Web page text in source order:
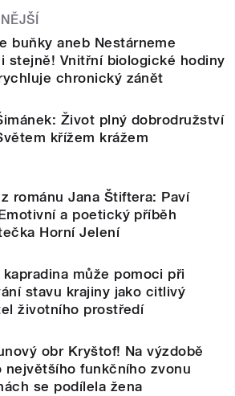
buňky aneb Nestárneme
stejně! Vnitřní biologické hodiny
chronický zánět
Život plný dobrodružství
křížem krážem
románu Jana Štiftera: Paví
a poetický příběh
Horní Jelení
kapradina může pomoci při
stavu krajiny jako citlivý
životního prostředí
obr Kryštof! Na výzdobě
největšího funkčního zvonu
se podílela žena